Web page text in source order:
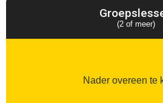
(2 of meer)
Nader overeen te